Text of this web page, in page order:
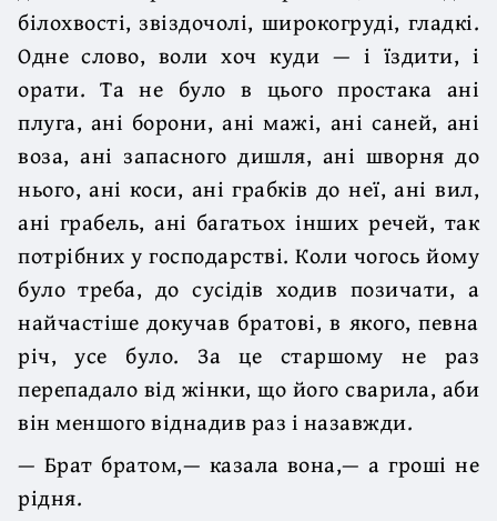
білохвості, звіздочолі, широкогруді, гладкі.
Одне слово, воли хоч куди — і їздити, і
орати. Та не було в цього простака ані
плуга, ані борони, ані мажі, ані саней, ані
воза, ані запасного дишля, ані шворня до
нього, ані коси, ані грабків до неї, ані вил,
ані грабель, ані багатьох інших речей, так
потрібних у господарстві. Коли чогось йому
було треба, до сусідів ходив позичати, а
найчастіше докучав братові, в якого, певна
річ, усе було. За це старшому не раз
перепадало від жінки, що його сварила, аби
він меншого віднадив раз і назавжди.
— Брат братом,— казала вона,— а гроші не
рідня.